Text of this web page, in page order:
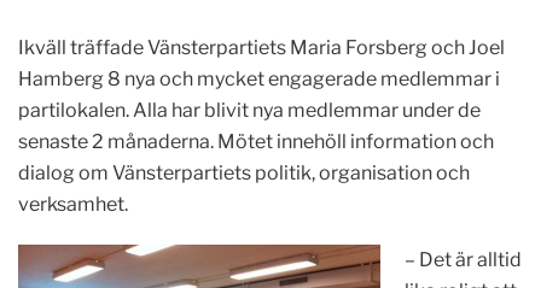
Ikväll träffade Vänsterpartiets Maria Forsberg och Joel
Hamberg 8 nya och mycket engagerade medlemmar i
partilokalen. Alla har blivit nya medlemmar under de
senaste 2 månaderna. Mötet innehöll information och
dialog om Vänsterpartiets politik, organisation och
verksamhet.
– Det är alltid